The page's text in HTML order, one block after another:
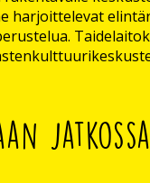
harjoittelevat